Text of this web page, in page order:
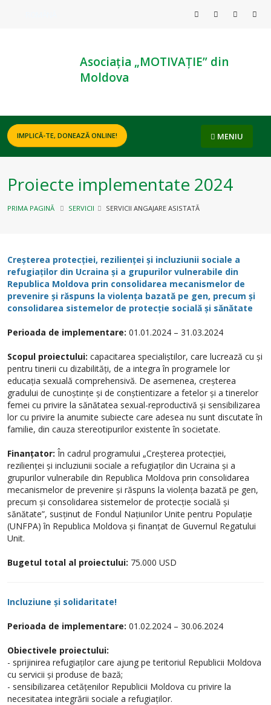
Asociația „MOTIVAȚIE” din
Moldova
IMPLICĂ-TE, DONEAZĂ ONLINE! MENIU
Proiecte implementate 2024
PRIMA PAGINĂ SERVICII SERVICII ANGAJARE ASISTATĂ
Creșterea protecției, rezilienței și incluziunii sociale a
refugiaților din Ucraina și a grupurilor vulnerabile din
Republica Moldova prin consolidarea mecanismelor de
prevenire și răspuns la violența bazată pe gen, precum și
consolidarea sistemelor de protecție socială și sănătate
Perioada de implementare: 01.01.2024 – 31.03.2024
Scopul proiectului: capacitarea specialiștilor, care lucrează cu și
pentru tinerii cu dizabilități, de a integra în programele lor
educația sexuală comprehensivă. De asemenea, creșterea
gradului de cunoștințe și de conștientizare a fetelor și a tinerelor
femei cu privire la sănătatea sexual-reproductivă și sensibilizarea
lor cu privire la anumite subiecte care adesea nu sunt discutate în
familie, din cauza stereotipurilor existente în societate.
Finanțator: În cadrul programului „Creșterea protecției,
rezilienței și incluziunii sociale a refugiaților din Ucraina și a
grupurilor vulnerabile din Republica Moldova prin consolidarea
mecanismelor de prevenire și răspuns la violența bazată pe gen,
precum și consolidarea sistemelor de protecție socială și
sănătate”, susținut de Fondul Națiunilor Unite pentru Populație
(UNFPA) în Republica Moldova și finanțat de Guvernul Regatului
Unit.
Bugetul total al proiectului: 75.000 USD
Incluziune și solidaritate!
Perioada de implementare: 01.02.2024 – 30.06.2024
Obiectivele proiectului:
- sprijinirea refugiaților care ajung pe teritoriul Republicii Moldova
cu servicii și produse de bază;
- sensibilizarea cetățenilor Republicii Moldova cu privire la
necesitatea integrării sociale a refugiaților.